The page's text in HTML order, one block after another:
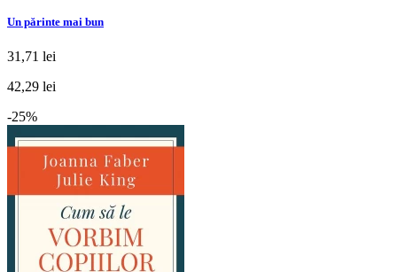
Un părinte mai bun
31,71 lei
42,29 lei
-25%